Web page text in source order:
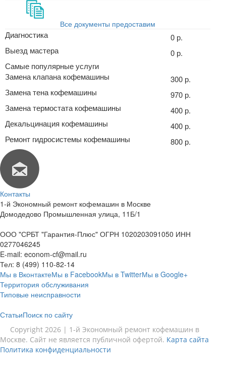
Все документы предоставим
Диагностика
0 р.
Выезд мастера
0 р.
Самые популярные услуги
Замена клапана кофемашины
300 р.
Замена тена кофемашины
970 р.
Замена термостата кофемашины
400 р.
Декальцинация кофемашины
400 р.
Ремонт гидросистемы кофемашины
800 р.
Контакты
1-й Экономный ремонт кофемашин в Москве
Домодедово Промышленная улица, 11Б/1
ООО "СРБТ "Гарантия-Плюс" ОГРН 1020203091050 ИНН
0277046245
E-mail: econom-cf@mail.ru
Тел: 8 (499) 110-82-14
Мы в ВконтактеМы в FacebookМы в TwitterМы в Google+
Территория обслуживания
Типовые неисправности
СтатьиПоиск по сайту
Copyright 2026 | 1-й Экономный ремонт кофемашин в
Москве. Сайт не является публичной офертой. Карта сайта
Политика конфиденциальности